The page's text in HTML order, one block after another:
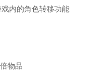
内的角色转移功能
物品